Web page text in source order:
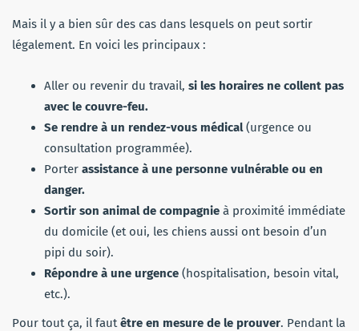
Mais il y a bien sûr des cas dans lesquels on peut sortir
légalement. En voici les principaux :
Aller ou revenir du travail, si les horaires ne collent pas
avec le couvre-feu.
Se rendre à un rendez-vous médical(urgence ou
consultation programmée).
Porter assistance à une personne vulnérable ou en
danger.
Sortir son animal de compagnie à proximité immédiate
du domicile (et oui, les chiens aussi ont besoin d’un
pipi du soir).
Répondre à une urgence (hospitalisation, besoin vital,
etc.).
Pour tout ça, il fautêtre en mesure de le prouver. Pendant la